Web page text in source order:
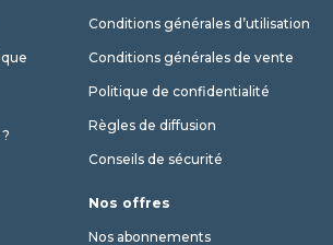
Conditions générales d’utilisation
Conditions générales de vente
Politique de confidentialité
Règles de diffusion
Conseils de sécurité
Nos offres
Nos abonnements